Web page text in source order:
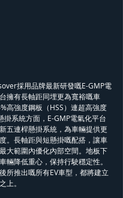
採用品牌最新研發嘅E-GMP電
擁有長軸距同埋更為寬裕嘅車
高強度鋼板（HSS）連超高強度
掛系統方面，E-GMP電氣化平台
五連桿懸掛系統，為車輛提供更
。長軸距與短懸掛嘅配搭，讓車
大範圍內優化內部空間。地板下
輛降低重心，保持行駛穩定性。
所推出嘅所有EV車型，都將建立
上。